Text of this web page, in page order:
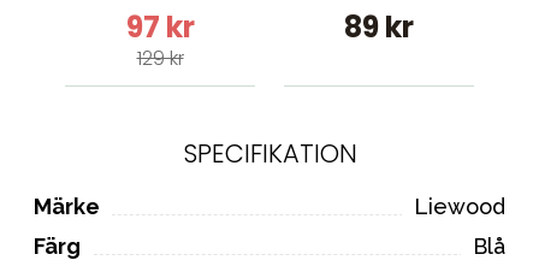
97 kr
129 kr
89 kr
SPECIFIKATION
Märke
Liewood
Färg
Blå